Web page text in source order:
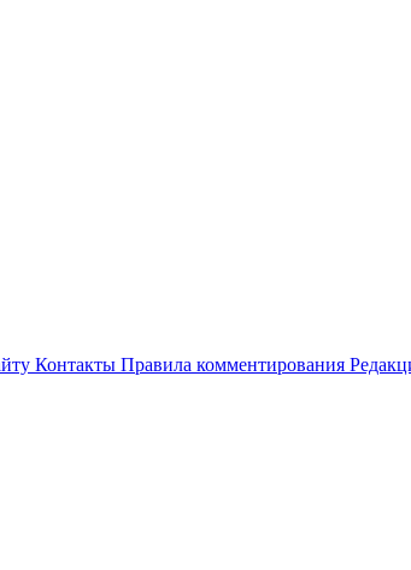
Контакты Правила комментирования